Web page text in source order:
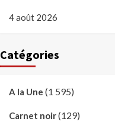
4 août 2026
Catégories
A la Une (1 595)
Carnet noir(129)